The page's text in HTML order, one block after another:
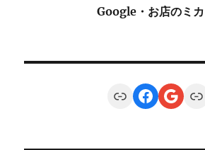
Google・お店のミ
LinkFacebook